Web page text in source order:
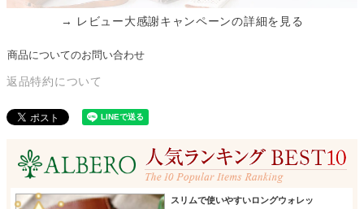
→ レビュー大感謝キャンペーンの詳細を見る
商品についてのお問い合わせ
返品特約について